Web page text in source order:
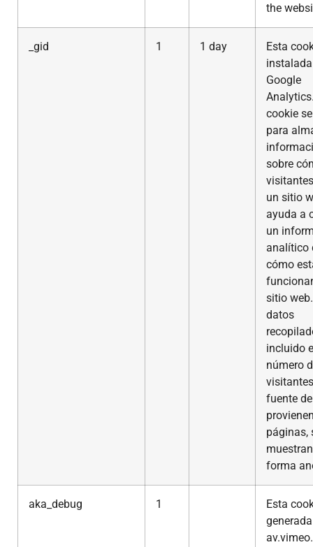
the
_gid 1 1 day
Esta
Google
cookie
para
sobre
un sitio
ayuda a
un
analítico
cómo
sitio
datos
incluido
número
fuente
páginas,
forma
aka_debug 1
Esta